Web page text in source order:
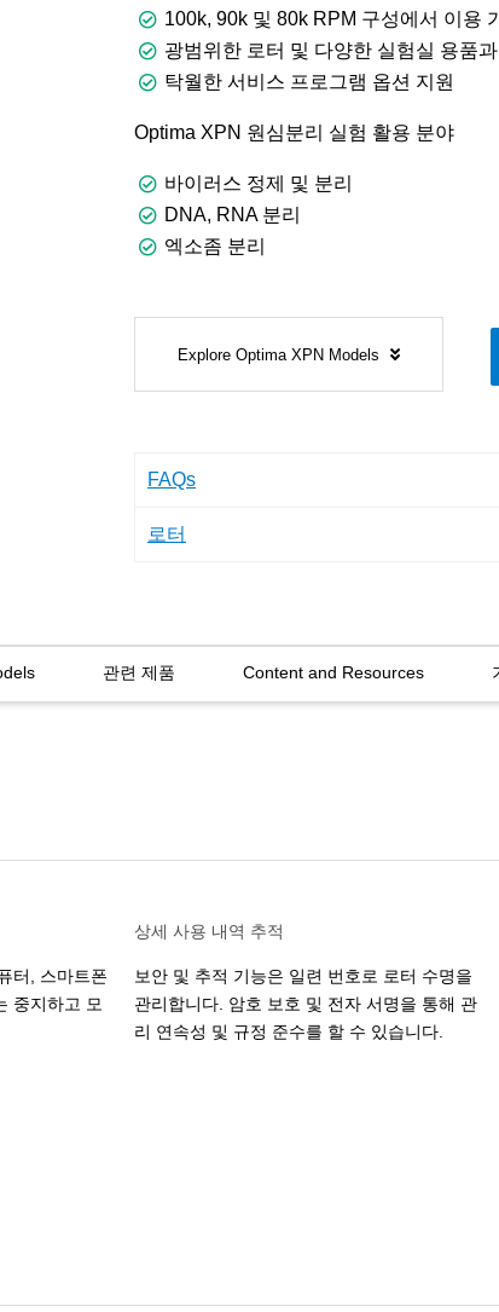
100k, 90k 및 80k RPM 구성에서 이용
광범위한 로터 및 다양한 실험실 용품
탁월한 서비스 프로그램 옵션 지원
Optima XPN 원심분리 실험 활용 분야
바이러스 정제 및 분리
DNA, RNA 분리
엑소좀 분리
Explore Optima XPN Models
FAQs
로터
관련 제품 Content and Resources
터, 스마트폰
중지하고 모
상세 사용 내역 추적
보안 및 추적 기능은 일련 번호로 로터 수명을
관리합니다. 암호 보호 및 전자 서명을 통해 관
리 연속성 및 규정 준수를 할 수 있습니다.